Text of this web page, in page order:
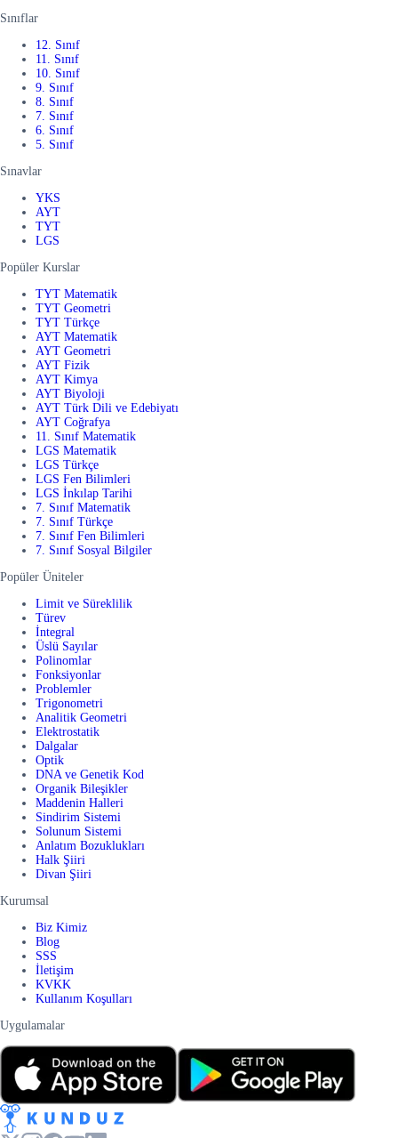
Sınıflar
12. Sınıf
11. Sınıf
10. Sınıf
9. Sınıf
8. Sınıf
7. Sınıf
6. Sınıf
5. Sınıf
Sınavlar
YKS
AYT
TYT
LGS
Popüler Kurslar
TYT Matematik
TYT Geometri
TYT Türkçe
AYT Matematik
AYT Geometri
AYT Fizik
AYT Kimya
AYT Biyoloji
AYT Türk Dili ve Edebiyatı
AYT Coğrafya
11. Sınıf Matematik
LGS Matematik
LGS Türkçe
LGS Fen Bilimleri
LGS İnkılap Tarihi
7. Sınıf Matematik
7. Sınıf Türkçe
7. Sınıf Fen Bilimleri
7. Sınıf Sosyal Bilgiler
Popüler Üniteler
Limit ve Süreklilik
Türev
İntegral
Üslü Sayılar
Polinomlar
Fonksiyonlar
Problemler
Trigonometri
Analitik Geometri
Elektrostatik
Dalgalar
Optik
DNA ve Genetik Kod
Organik Bileşikler
Maddenin Halleri
Sindirim Sistemi
Solunum Sistemi
Anlatım Bozuklukları
Halk Şiiri
Divan Şiiri
Kurumsal
Biz Kimiz
Blog
SSS
İletişim
KVKK
Kullanım Koşulları
Uygulamalar